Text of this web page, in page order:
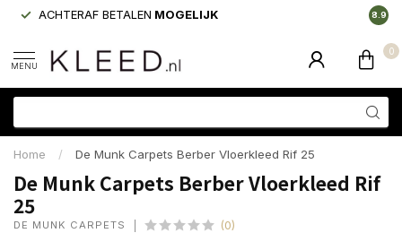
ACHTERAF BETALEN MOGELIJK 8.9
MENU
0
Home / De Munk Carpets Berber Vloerkleed Rif 25
De Munk Carpets Berber Vloerkleed Rif
25
DE MUNK CARPETS (0)